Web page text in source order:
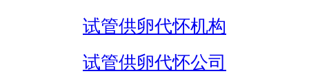
试管供卵代怀机构
试管供卵代怀公司